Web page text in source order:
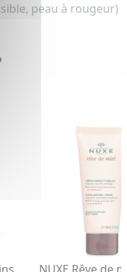
peau à rougeur)